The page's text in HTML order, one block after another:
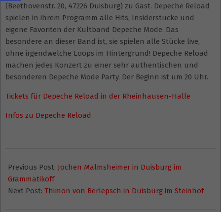
(Beethovenstr. 20, 47226 Duisburg) zu Gast. Depeche Reload
spielen in ihrem Programm alle Hits, Insiderstücke und
eigene Favoriten der Kultband Depeche Mode. Das
besondere an dieser Band ist, sie spielen alle Stücke live,
ohne irgendwelche Loops im Hintergrund! Depeche Reload
machen jedes Konzert zu einer sehr authentischen und
besonderen Depeche Mode Party. Der Beginn ist um 20 Uhr.
Tickets für Depeche Reload in der Rheinhausen-Halle
Infos zu Depeche Reload
01-
19
Previous Post: Jochen Malmsheimer in Duisburg im
Grammatikoff
Next Post: Thimon von Berlepsch in Duisburg im Steinhof